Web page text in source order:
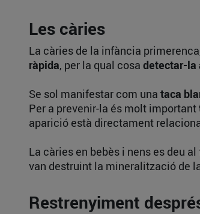
Les càries
La càries de la infància
ràpida, per la qual cosa detectar-la
Se sol manifestar com una taca
Per a prevenir-la és molt important
aparició està directament
La càries en bebès i nens es deu al
van destruint la mineralització de
Restrenyiment